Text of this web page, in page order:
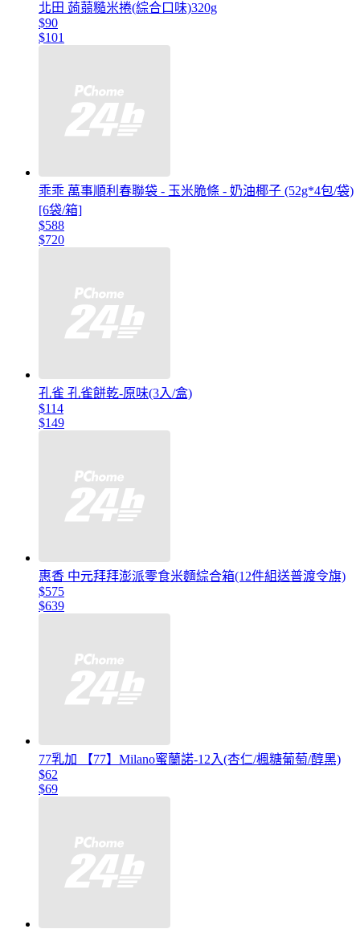
北田 蒟蒻糙米捲(綜合口味)320g
$90
$101
乖乖 萬事順利春聯袋 - 玉米脆條 - 奶油椰子 (52g*4包/袋)
[6袋/箱]
$588
$720
孔雀 孔雀餅乾-原味(3入/盒)
$114
$149
惠香 中元拜拜澎派零食米麵綜合箱(12件組送普渡令旗)
$575
$639
77乳加 【77】Milano蜜蘭諾-12入(杏仁/楓糖葡萄/醇黑)
$62
$69